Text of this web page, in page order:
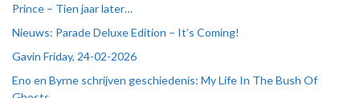
Prince – Tien jaar later…
Nieuws: Parade Deluxe Edition – It’s Coming!
Gavin Friday, 24-02-2026
Eno en Byrne schrijven geschiedenis: My Life In The Bush Of